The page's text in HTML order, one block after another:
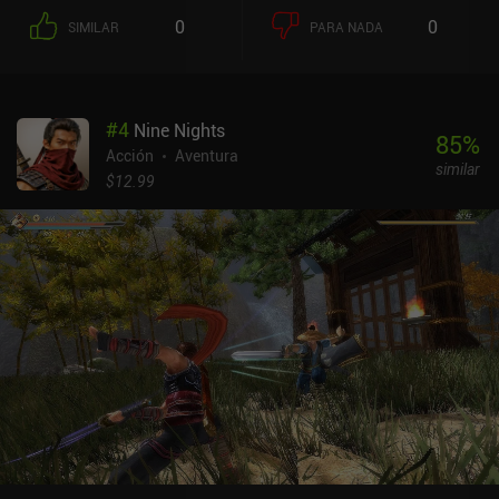
SIMILAR 0 PARA NADA 0
#4 Nine Nights
Acción
Aventura
$12.99
85%
similar